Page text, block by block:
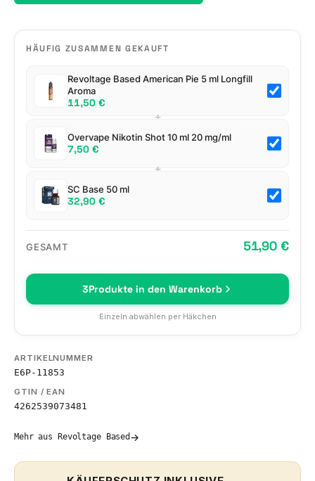
HÄUFIG ZUSAMMEN GEKAUFT
Revoltage Based American Pie 5 ml Longfill
Aroma
11,50 €
+
Overvape Nikotin Shot 10 ml 20 mg/ml
7,50 €
+
SC Base 50 ml
32,90 €
GESAMT 51,90 €
3Produkte in den Warenkorb
Einzeln abwählen per Häkchen
ARTIKELNUMMER
E6P-11853
GTIN / EAN
4262539073481
Mehr aus Revoltage Based →